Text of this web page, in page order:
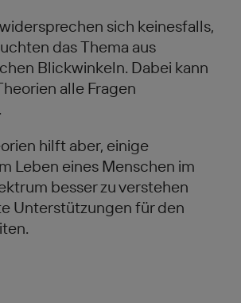
sich keinesfalls,
das Thema aus
Blickwinkeln. Dabei kann
alle Fragen
hilft aber, einige
Leben eines Menschen im
besser zu verstehen
Unterstützungen für den